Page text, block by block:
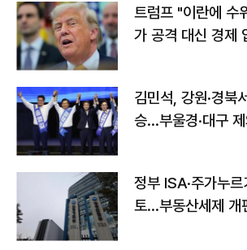
트럼프 "이란에 수
가 공격 대신 경제
김민석, 강원·경북
승…부울경·대구
정부 ISA·주가누
토…부동산세제 개